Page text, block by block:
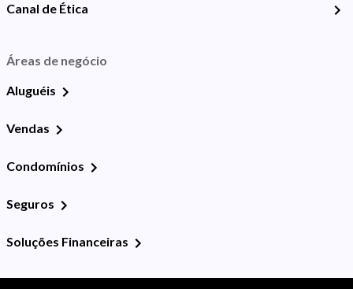
Canal de Ética
Áreas de negócio
Aluguéis
Vendas
Condomínios
Seguros
Soluções Financeiras